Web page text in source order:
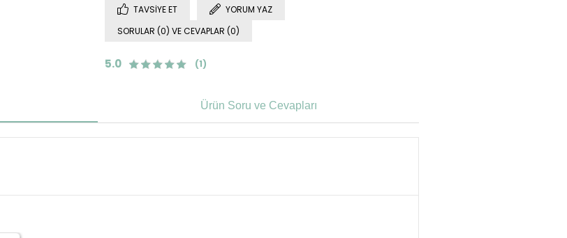
TAVSIYE ET
YORUM YAZ
SORULAR (0) VE CEVAPLAR (0)
5.0 (1)
Ürün Soru ve Cevapları